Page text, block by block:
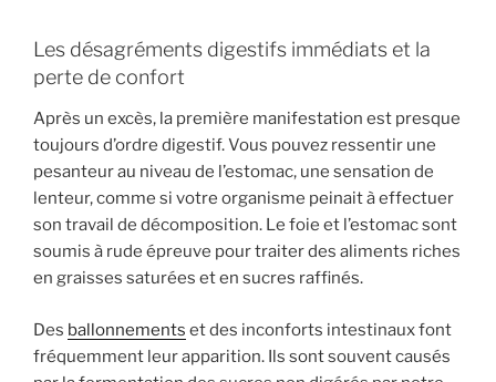
Les désagréments digestifs immédiats et la
perte de confort
Après un excès, la première manifestation est presque
toujours d’ordre digestif. Vous pouvez ressentir une
pesanteur au niveau de l’estomac, une sensation de
lenteur, comme si votre organisme peinait à effectuer
son travail de décomposition. Le foie et l’estomac sont
soumis à rude épreuve pour traiter des aliments riches
en graisses saturées et en sucres raffinés.
Des ballonnements et des inconforts intestinaux font
fréquemment leur apparition. Ils sont souvent causés